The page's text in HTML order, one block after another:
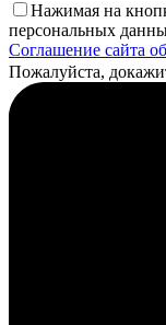
Нажимая на
персональных
Соглашение сайта
Пожалуйста,